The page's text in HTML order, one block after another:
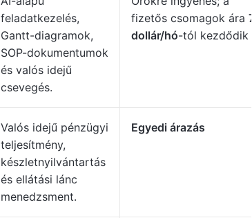
feladatkezelés,
Gantt-diagramok,
SOP-dokumentumok
és valós idejű
csevegés.
fizetős csomagok ára 7
dollár/hó-tól kezdődik
Valós idejű pénzügyi
teljesítmény,
készletnyilvántartás
és ellátási lánc
menedzsment.
Egyedi árazás